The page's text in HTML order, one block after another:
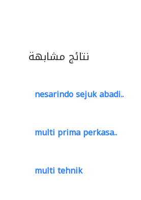
نتائج مشابهة
nesarindo sejuk abadi..
multi prima perkasa..
multi tehnik